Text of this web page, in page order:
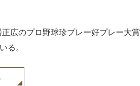
広のプロ野球珍プレー好プレー大賞
る。